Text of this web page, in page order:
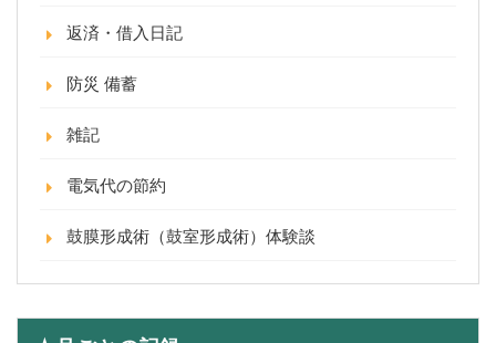
返済・借入日記
防災 備蓄
雑記
電気代の節約
鼓膜形成術（鼓室形成術）体験談